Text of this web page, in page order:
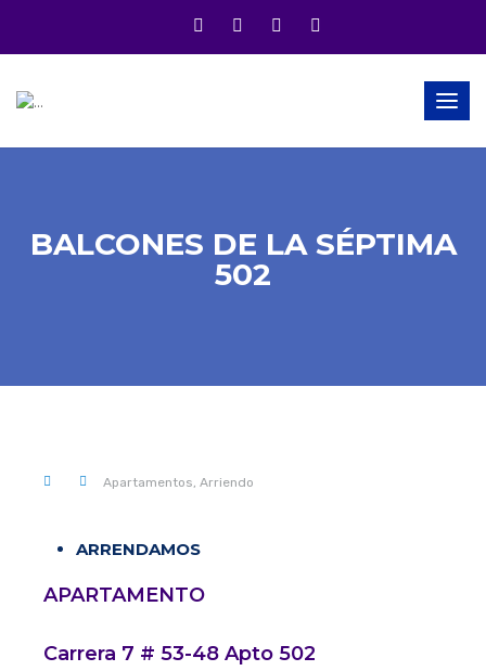
BALCONES DE LA SÉPTIMA
502
Apartamentos, Arriendo
ARRENDAMOS
APARTAMENTO
Carrera 7 # 53-48 Apto 502